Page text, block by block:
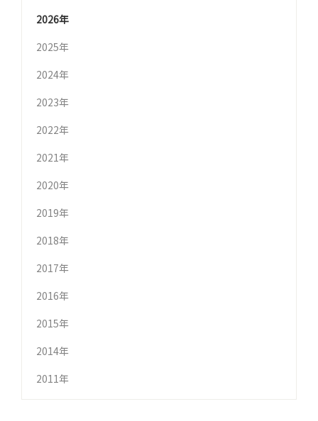
2026年
2025年
2024年
2023年
2022年
2021年
2020年
2019年
2018年
2017年
2016年
2015年
2014年
2011年